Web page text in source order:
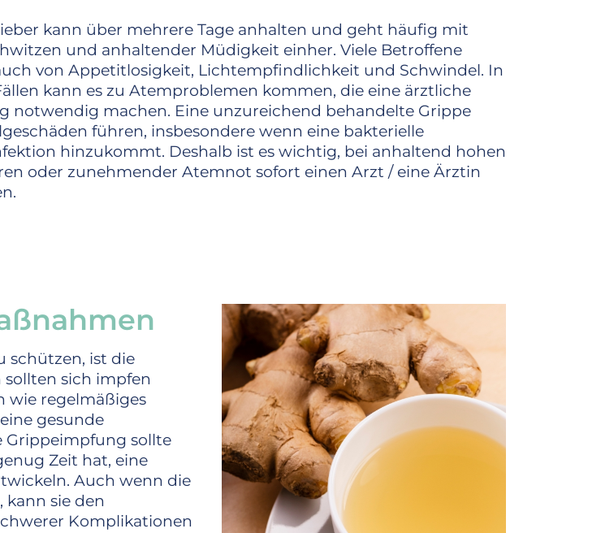
kann über mehrere Tage anhalten und geht häufig mit
und anhaltender Müdigkeit einher. Viele Betroffene
von Appetitlosigkeit, Lichtempfindlichkeit und Schwindel. In
kann es zu Atemproblemen kommen, die eine ärztliche
notwendig machen. Eine unzureichend behandelte Grippe
führen, insbesondere wenn eine bakterielle
hinzukommt. Deshalb ist es wichtig, bei anhaltend hohen
oder zunehmender Atemnot sofort einen Arzt / eine Ärztin
schützen, ist die
sich impfen
wie regelmäßiges
gesunde
Grippeimpfung sollte
Zeit hat, eine
Auch wenn die
sie den
Komplikationen